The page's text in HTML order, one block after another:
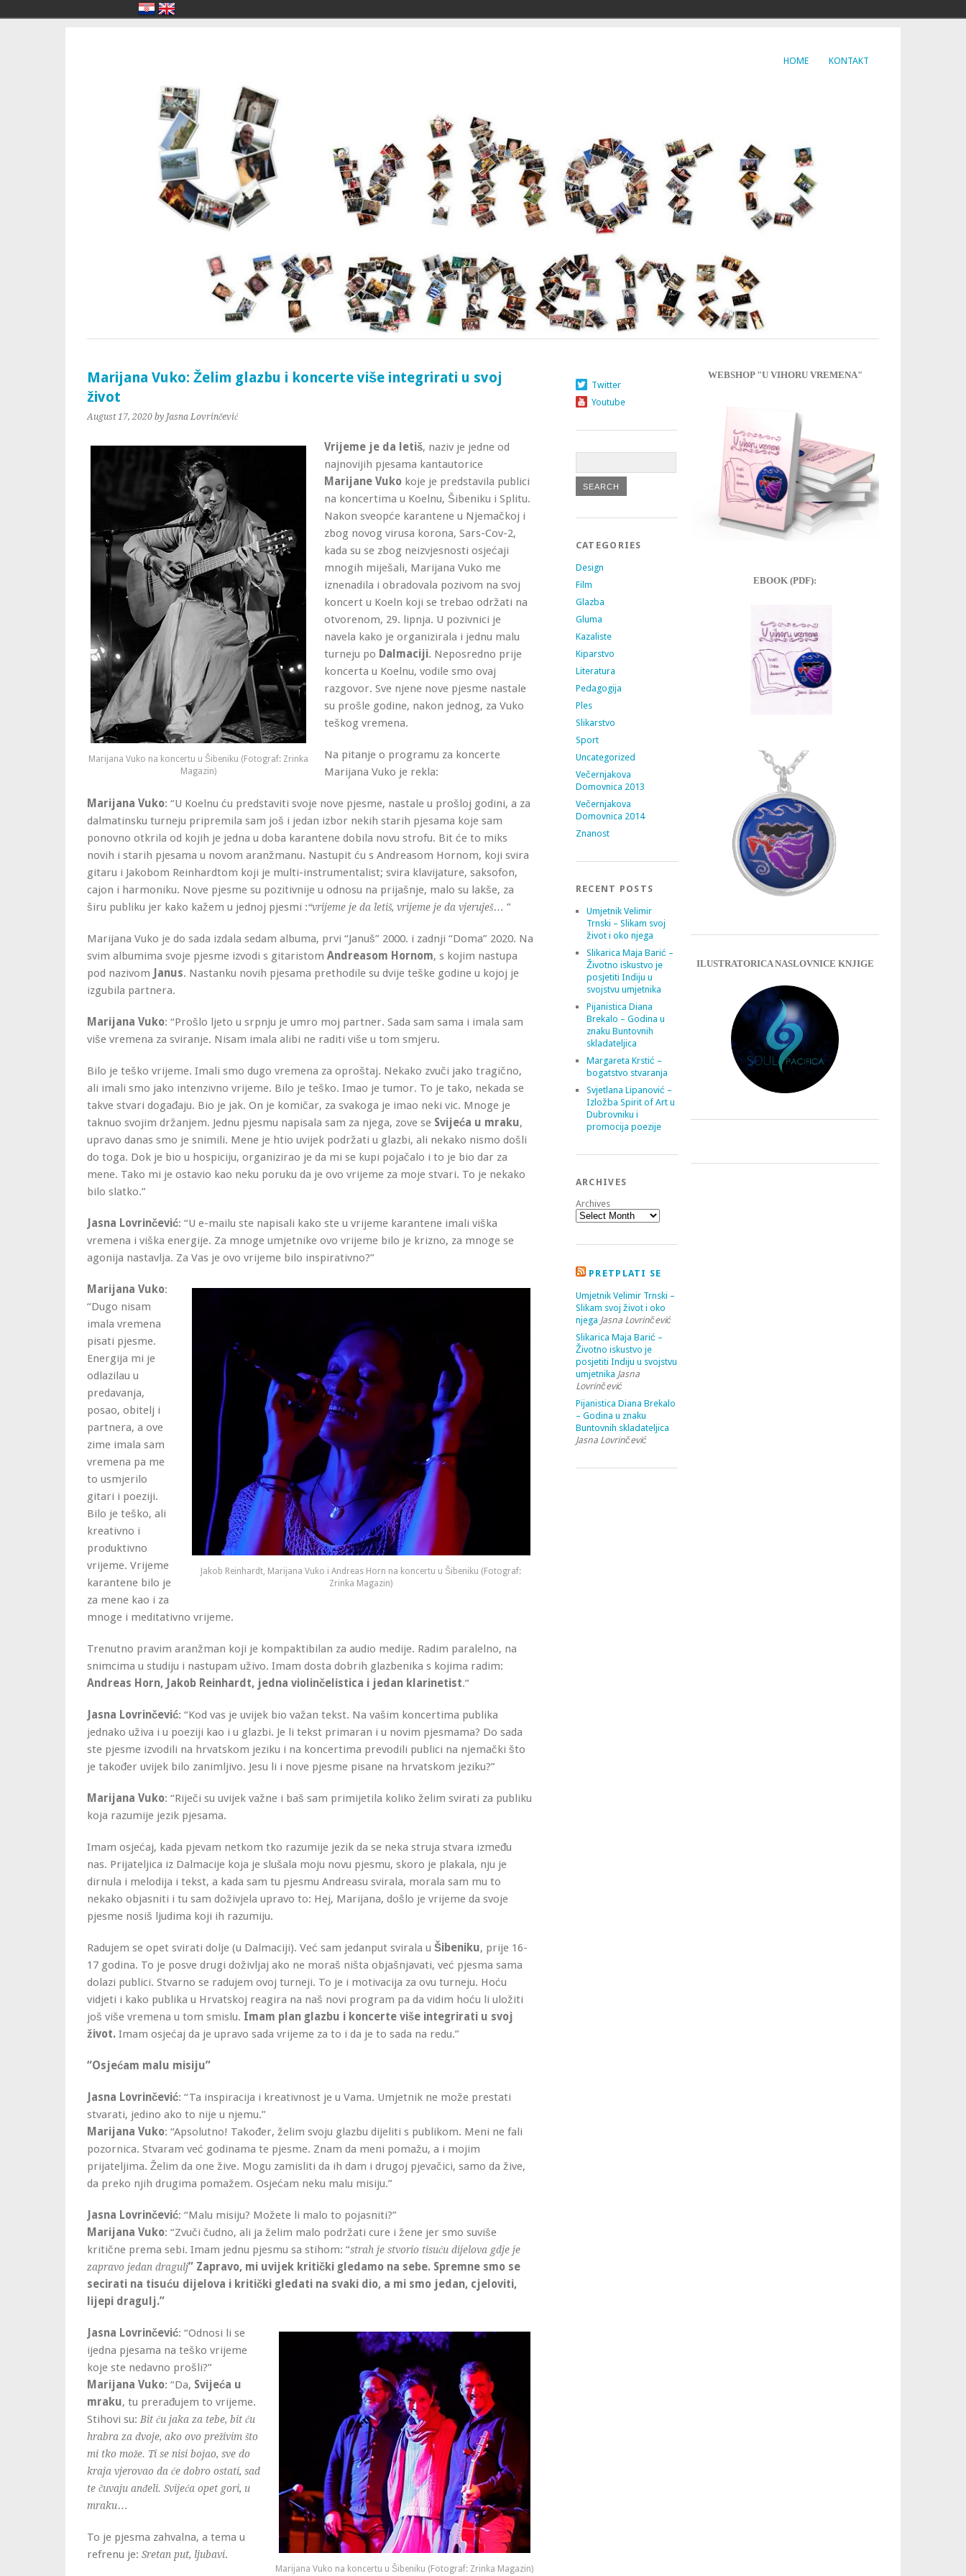
HOME KONTAKT
Marijana Vuko: Želim glazbu i koncerte više integrirati u svoj
život
August 17, 2020 by Jasna Lovrinčević
Marijana Vuko na koncertu u Šibeniku (Fotograf: Zrinka
Magazin)
Vrijeme je da letiš, naziv je jedne od
najnovijih pjesama kantautorice
Marijane Vuko koje je predstavila publici
na koncertima u Koelnu, Šibeniku i Splitu.
Nakon sveopće karantene u Njemačkoj i
zbog novog virusa korona, Sars-Cov-2,
kada su se zbog neizvjesnosti osjećaji
mnogih miješali, Marijana Vuko me
iznenadila i obradovala pozivom na svoj
koncert u Koeln koji se trebao održati na
otvorenom, 29. lipnja. U pozivnici je
navela kako je organizirala i jednu malu
turneju po Dalmaciji. Neposredno prije
koncerta u Koelnu, vodile smo ovaj
razgovor. Sve njene nove pjesme nastale
su prošle godine, nakon jednog, za Vuko
teškog vremena.
Na pitanje o programu za koncerte
Marijana Vuko je rekla:
Marijana Vuko: “U Koelnu ću predstaviti svoje nove pjesme, nastale u prošloj godini, a za
dalmatinsku turneju pripremila sam još i jedan izbor nekih starih pjesama koje sam
ponovno otkrila od kojih je jedna u doba karantene dobila novu strofu. Bit će to miks
novih i starih pjesama u novom aranžmanu. Nastupit ću s Andreasom Hornom, koji svira
gitaru i Jakobom Reinhardtom koji je multi-instrumentalist; svira klavijature, saksofon,
cajon i harmoniku. Nove pjesme su pozitivnije u odnosu na prijašnje, malo su lakše, za
širu publiku jer kako kažem u jednoj pjesmi :“vrijeme je da letiš, vrijeme je da vjeruješ… ”
Marijana Vuko je do sada izdala sedam albuma, prvi “Januš” 2000. i zadnji “Doma” 2020. Na
svim albumima svoje pjesme izvodi s gitaristom Andreasom Hornom, s kojim nastupa
pod nazivom
Janus. Nastanku novih pjesama prethodile su dvije teške godine u kojoj je
izgubila partnera.
Marijana Vuko: “Prošlo ljeto u srpnju je umro moj partner. Sada sam sama i imala sam
više vremena za sviranje. Nisam imala alibi ne raditi više u tom smjeru.
Bilo je teško vrijeme. Imali smo dugo vremena za oproštaj. Nekako zvuči jako tragično,
ali imali smo jako intenzivno vrijeme. Bilo je teško. Imao je tumor. To je tako, nekada se
takve stvari događaju. Bio je jak. On je komičar, za svakoga je imao neki vic. Mnoge je
taknuo svojim držanjem. Jednu pjesmu napisala sam za njega, zove se Svijeća u mraku,
upravo danas smo je snimili. Mene je htio uvijek podržati u glazbi, ali nekako nismo došli
do toga. Dok je bio u hospiciju, organizirao je da mi se kupi pojačalo i to je bio dar za
mene. Tako mi je ostavio kao neku poruku da je ovo vrijeme za moje stvari. To je nekako
bilo slatko.”
Jasna Lovrinčević: “U e-mailu ste napisali kako ste u vrijeme karantene imali viška
vremena i viška energije. Za mnoge umjetnike ovo vrijeme bilo je krizno, za mnoge se
agonija nastavlja. Za Vas je ovo vrijeme bilo inspirativno?”
Jakob Reinhardt, Marijana Vuko i Andreas Horn na koncertu u Šibeniku (Fotograf:
Zrinka Magazin)
Marijana Vuko:
“Dugo nisam
imala vremena
pisati pjesme.
Energija mi je
odlazilau u
predavanja,
posao, obitelj i
partnera, a ove
zime imala sam
vremena pa me
to usmjerilo
gitari i poeziji.
Bilo je teško, ali
kreativno i
produktivno
vrijeme. Vrijeme
karantene bilo je
za mene kao i za
mnoge i meditativno vrijeme.
Trenutno pravim aranžman koji je kompaktibilan za audio medije. Radim paralelno, na
snimcima u studiju i nastupam uživo. Imam dosta dobrih glazbenika s kojima radim:
Andreas Horn, Jakob Reinhardt, jedna violinčelistica i jedan klarinetist.”
Jasna Lovrinčević: “Kod vas je uvijek bio važan tekst. Na vašim koncertima publika
jednako uživa i u poeziji kao i u glazbi. Je li tekst primaran i u novim pjesmama? Do sada
ste pjesme izvodili na hrvatskom jeziku i na koncertima prevodili publici na njemački što
je također uvijek bilo zanimljivo. Jesu li i nove pjesme pisane na hrvatskom jeziku?”
Marijana Vuko: “Riječi su uvijek važne i baš sam primijetila koliko želim svirati za publiku
koja razumije jezik pjesama.
Imam osjećaj, kada pjevam netkom tko razumije jezik da se neka struja stvara između
nas. Prijateljica iz Dalmacije koja je slušala moju novu pjesmu, skoro je plakala, nju je
dirnula i melodija i tekst, a kada sam tu pjesmu Andreasu svirala, morala sam mu to
nekako objasniti i tu sam doživjela upravo to: Hej, Marijana, došlo je vrijeme da svoje
pjesme nosiš ljudima koji ih razumiju.
Radujem se opet svirati dolje (u Dalmaciji). Već sam jedanput svirala u Šibeniku, prije 16-
17 godina. To je posve drugi doživljaj ako ne moraš ništa objašnjavati, već pjesma sama
dolazi publici. Stvarno se radujem ovoj turneji. To je i motivacija za ovu turneju. Hoću
vidjeti i kako publika u Hrvatskoj reagira na naš novi program pa da vidim hoću li uložiti
još više vremena u tom smislu. Imam plan glazbu i koncerte više integrirati u svoj
život. Imam osjećaj da je upravo sada vrijeme za to i da je to sada na redu.”
“Osjećam malu misiju”
Jasna Lovrinčević: “Ta inspiracija i kreativnost je u Vama. Umjetnik ne može prestati
stvarati, jedino ako to nije u njemu.”
Marijana Vuko: “Apsolutno! Također, želim svoju glazbu dijeliti s publikom. Meni ne fali
pozornica. Stvaram već godinama te pjesme. Znam da meni pomažu, a i mojim
prijateljima. Želim da one žive. Mogu zamisliti da ih dam i drugoj pjevačici, samo da žive,
da preko njih drugima pomažem. Osjećam neku malu misiju.”
Jasna Lovrinčević: “Malu misiju? Možete li malo to pojasniti?”
Marijana Vuko: “Zvuči čudno, ali ja želim malo podržati cure i žene jer smo suviše
kritične prema sebi. Imam jednu pjesmu sa stihom: “strah je stvorio tisuću dijelova gdje je
zapravo jedan dragulj” Zapravo, mi uvijek kritički gledamo na sebe. Spremne smo se
secirati na tisuću dijelova i kritički gledati na svaki dio, a mi smo jedan, cjeloviti,
lijepi dragulj.”
Marijana Vuko na koncertu u Šibeniku (Fotograf: Zrinka Magazin)
Jasna Lovrinčević: “Odnosi li se
ijedna pjesama na teško vrijeme
koje ste nedavno prošli?”
Marijana Vuko: “Da, Svijeća u
mraku, tu prerađujem to vrijeme.
Stihovi su: Bit ću jaka za tebe, bit ću
hrabra za dvoje, ako ovo preživim što
mi tko može. Ti se nisi bojao, sve do
kraja vjerovao da će dobro ostati, sad
te čuvaju anđeli. Svijeća opet gori, u
mraku…
To je pjesma zahvalna, a tema u
refrenu je: Sretan put, ljubavi.
Twitter
Youtube
CATEGORIES
Design
Film
Glazba
Gluma
Kazaliste
Kiparstvo
Literatura
Pedagogija
Ples
Slikarstvo
Sport
Uncategorized
Večernjakova
Domovnica 2013
Večernjakova
Domovnica 2014
Znanost
RECENT POSTS
Umjetnik Velimir
Trnski – Slikam svoj
život i oko njega
Slikarica Maja Barić –
Životno iskustvo je
posjetiti Indiju u
svojstvu umjetnika
Pijanistica Diana
Brekalo – Godina u
znaku Buntovnih
skladateljica
Margareta Krstić –
bogatstvo stvaranja
Svjetlana Lipanović –
Izložba Spirit of Art u
Dubrovniku i
promocija poezije
ARCHIVES
Archives
PRETPLATI SE
Umjetnik Velimir Trnski –
Slikam svoj život i oko
njega Jasna Lovrinčević
Slikarica Maja Barić –
Životno iskustvo je
posjetiti Indiju u svojstvu
umjetnika Jasna
Lovrinčević
Pijanistica Diana Brekalo
– Godina u znaku
Buntovnih skladateljica
Jasna Lovrinčević
WEBSHOP "U VIHORU VREMENA"
EBOOK (PDF):
ILUSTRATORICA NASLOVNICE KNJIGE